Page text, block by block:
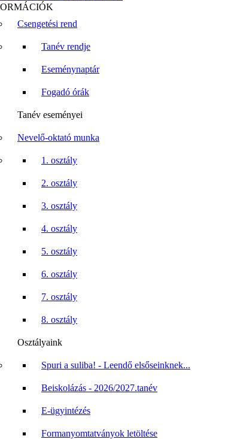
Csengetési rend
Tanév rendje
Eseménynaptár
Fogadó órák
Tanév eseményei
Nevelő-oktató munka
1. osztály
2. osztály
3. osztály
4. osztály
5. osztály
6. osztály
7. osztály
8. osztály
Osztályaink
Spuri a suliba! - Leendő elsőseinknek...
Beiskolázás - 2026/2027.tanév
E-ügyintézés
Formanyomtatványok letöltése